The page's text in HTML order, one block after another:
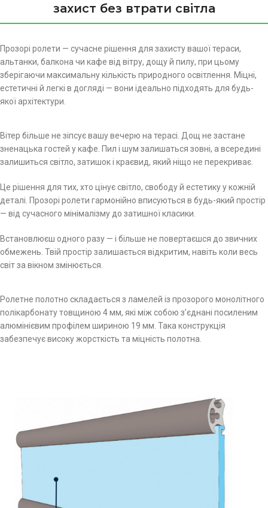
захист без втрати світла
Прозорі ролети — сучасне рішення для захисту вашої тераси,
альтанки, балкона чи кафе від вітру, дощу й пилу, при цьому
зберігаючи максимальну кількість природного освітлення. Міцні,
естетичні й легкі в догляді — вони ідеально підходять для будь-
якої архітектури.
Вітер більше не зіпсує вашу вечерю на терасі. Дощ не застане
зненацька гостей у кафе. Пил і шум залишаться зовні, а всередині
залишиться світло, затишок і краєвид, який ніщо не перекриває.
Це рішення для тих, хто цінує світло, свободу й естетику у кожній
деталі. Прозорі ролети гармонійно вписуються в будь-який простір
— від сучасного мінімалізму до затишної класики.
Встановлюєш одного разу — і більше не повертаєшся до звичних
обмежень. Твій простір залишається відкритим, навіть коли весь
світ за вікном змінюється.
Ролетне полотно складається з ламелей із прозорого монолітного
полікарбонату товщиною 4 мм, які між собою з’єднані посиленим
алюмінієвим профілем шириною 19 мм. Така конструкція
забезпечує високу жорсткість та міцність полотна.